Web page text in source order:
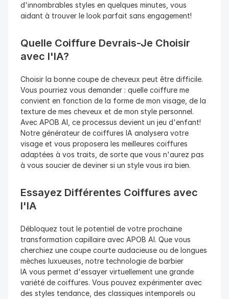
d'innombrables styles en quelques minutes, vous
aidant à trouver le look parfait sans engagement!
Quelle Coiffure Devrais-Je Choisir
avec l'IA?
Choisir la bonne coupe de cheveux peut être difficile.
Vous pourriez vous demander : quelle coiffure me
convient en fonction de la forme de mon visage, de la
texture de mes cheveux et de mon style personnel.
Avec APOB AI, ce processus devient un jeu d'enfant!
Notre générateur de coiffures IA analysera votre
visage et vous proposera les meilleures coiffures
adaptées à vos traits, de sorte que vous n'aurez pas
à vous soucier de deviner si un style vous ira bien.
Essayez Différentes Coiffures avec
l'IA
Débloquez tout le potentiel de votre prochaine
transformation capillaire avec APOB AI. Que vous
cherchiez une coupe courte audacieuse ou de longues
mèches luxueuses, notre technologie de barbier
IA vous permet d'essayer virtuellement une grande
variété de coiffures. Vous pouvez expérimenter avec
des styles tendance, des classiques intemporels ou